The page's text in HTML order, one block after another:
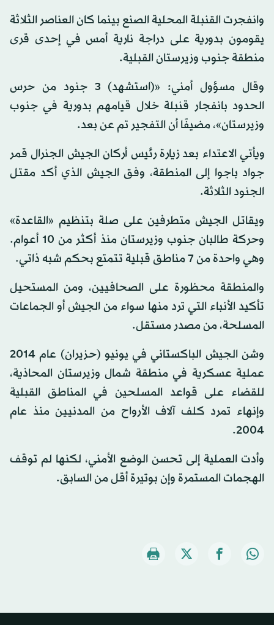
وانفجرت القنبلة المحلية الصنع بينما كان العناصر الثلاثة
يقومون بدورية على دراجة نارية أمس في إحدى قرى
منطقة جنوب وزيرستان القبلية.
وقال مسؤول أمني: «(استشهد) 3 جنود من حرس
الحدود بانفجار قنبلة خلال قيامهم بدورية في جنوب
وزيرستان»، مضيفًا أن التفجير تم عن بعد.
ويأتي الاعتداء بعد زيارة رئيس أركان الجيش الجنرال قمر
جواد باجوا إلى المنطقة، وفق الجيش الذي أكد مقتل
الجنود الثلاثة.
ويقاتل الجيش متطرفين على صلة بتنظيم «القاعدة»
وحركة طالبان جنوب وزيرستان منذ أكثر من 10 أعوام.
وهي واحدة من 7 مناطق قبلية تتمتع بحكم شبه ذاتي.
والمنطقة محظورة على الصحافيين، ومن المستحيل
تأكيد الأنباء التي ترد منها سواء من الجيش أو الجماعات
المسلحة، من مصدر مستقل.
وشن الجيش الباكستاني في يونيو (حزيران) عام 2014
عملية عسكرية في منطقة شمال وزيرستان المحاذية،
للقضاء على قواعد المسلحين في المناطق القبلية
وإنهاء تمرد كلف آلاف الأرواح من المدنيين منذ عام
2004.
وأدت العملية إلى تحسن الوضع الأمني، لكنها لم توقف
الهجمات المستمرة وإن بوتيرة أقل من السابق.